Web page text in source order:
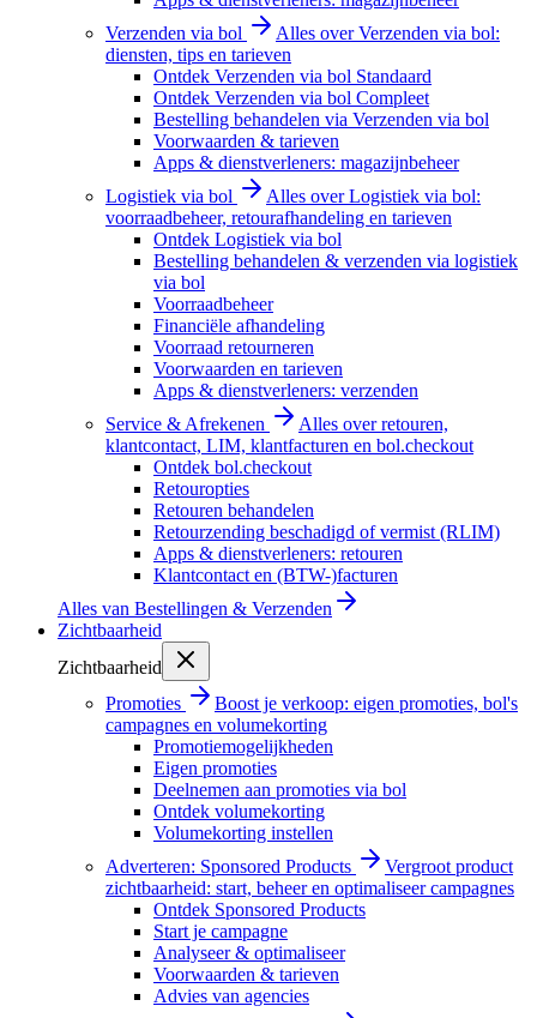
Verzenden via bol
Alles over Verzenden via bol:
diensten, tips en tarieven
Ontdek Verzenden via bol Standaard
Ontdek Verzenden via bol Compleet
Bestelling behandelen via Verzenden via bol
Voorwaarden & tarieven
Apps & dienstverleners: magazijnbeheer
Logistiek via bol
Alles over Logistiek via bol:
voorraadbeheer, retourafhandeling en tarieven
Ontdek Logistiek via bol
Bestelling behandelen & verzenden via logistiek
via bol
Voorraadbeheer
Financiële afhandeling
Voorraad retourneren
Voorwaarden en tarieven
Apps & dienstverleners: verzenden
Service & Afrekenen
Alles over retouren,
klantcontact, LIM, klantfacturen en bol.checkout
Ontdek bol.checkout
Retouropties
Retouren behandelen
Retourzending beschadigd of vermist (RLIM)
Apps & dienstverleners: retouren
Klantcontact en (BTW-)facturen
Alles van Bestellingen & Verzenden
Zichtbaarheid
Zichtbaarheid
Promoties
Boost je verkoop: eigen promoties, bol's
campagnes en volumekorting
Promotiemogelijkheden
Eigen promoties
Deelnemen aan promoties via bol
Ontdek volumekorting
Volumekorting instellen
Adverteren: Sponsored Products
Vergroot product
zichtbaarheid: start, beheer en optimaliseer campagnes
Ontdek Sponsored Products
Start je campagne
Analyseer & optimaliseer
Voorwaarden & tarieven
Advies van agencies